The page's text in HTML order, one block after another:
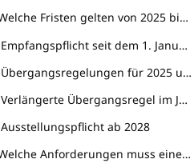
04 Welche Fristen gelten von 2025 bis 2028?
Empfangspflicht seit dem 1. Januar 2025
Übergangsregelungen für 2025 und 2026
Verlängerte Übergangsregel im Jahr 2027
Ausstellungspflicht ab 2028
05 Welche Anforderungen muss eine E-Rechnung erfüllen?